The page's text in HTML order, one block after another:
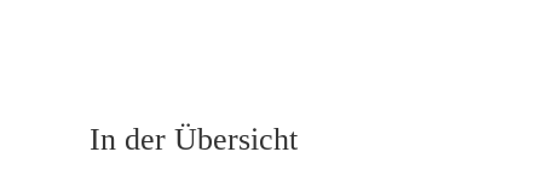
In der Übersicht